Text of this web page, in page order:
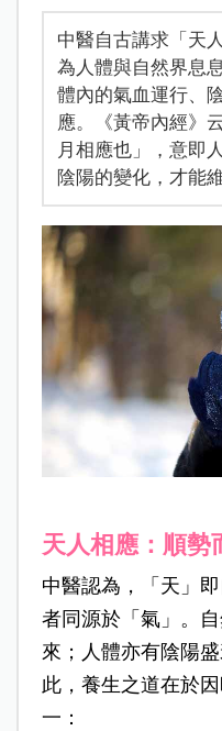
中醫自古講求「天
為人體與自然界息
體內的氣血運行、
應。《黃帝內經》
月相應也」，意即
陰陽的變化，才能
天人相應：順勢
中醫認為，「天」
者同源於「氣」。
來；人體亦有陰陽
此，養生之道在於
一：